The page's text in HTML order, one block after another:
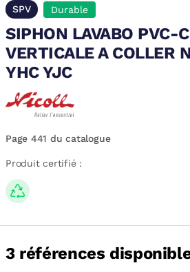
SPV Durable
SIPHON LAVABO PVC-
VERTICALE A COLLER
YHC YJC
Page 441 du catalogue
Produit certifié :
3 références